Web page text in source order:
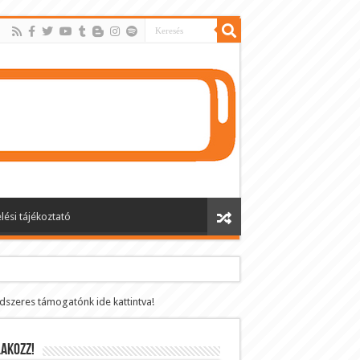
tájékoztató
támogatónk ide kattintva!